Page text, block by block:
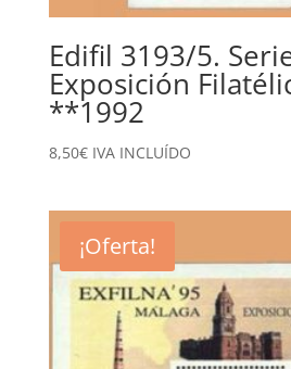
Edifil 3193/5.
Exposición
**1992
8,50€ IVA INCLUÍDO
¡Oferta!